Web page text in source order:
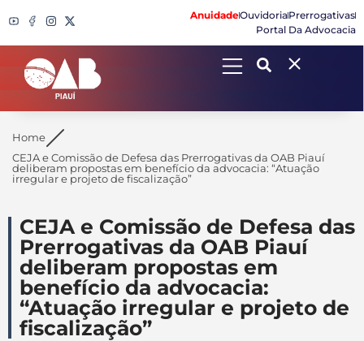
AnuidadeOuvidoriaPrerrogativas
Portal Da Advocacia
Search
Home
CEJA e Comissão de Defesa das Prerrogativas da OAB Piauí
deliberam propostas em benefício da advocacia: “Atuação
irregular e projeto de fiscalização”
CEJA e Comissão de Defesa das
Prerrogativas da OAB Piauí
deliberam propostas em
benefício da advocacia:
“Atuação irregular e projeto de
fiscalização”